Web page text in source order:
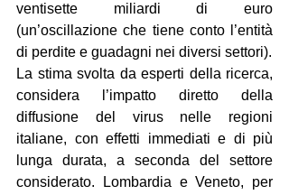
ventisette miliardi di euro
(un’oscillazione che tiene conto l’entità
di perdite e guadagni nei diversi settori).
La stima svolta da esperti della ricerca,
considera l’impatto diretto della
diffusione del virus nelle regioni
italiane, con effetti immediati e di più
lunga durata, a seconda del settore
considerato. Lombardia e Veneto, per